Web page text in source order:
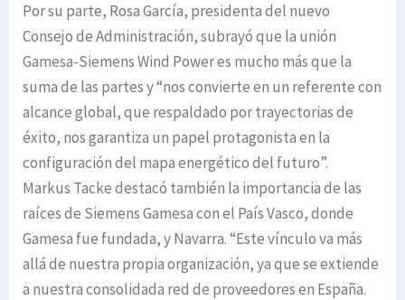
Por su parte, Rosa García, presidenta del nuevo
Consejo de Administración, subrayó que la unión
Gamesa-Siemens Wind Power es mucho más que la
suma de las partes y “nos convierte en un referente con
alcance global, que respaldado por trayectorias de
éxito, nos garantiza un papel protagonista en la
configuración del mapa energético del futuro”.
Markus Tacke destacó también la importancia de las
raíces de Siemens Gamesa con el País Vasco, donde
Gamesa fue fundada, y Navarra. “Este vínculo va más
allá de nuestra propia organización, ya que se extiende
a nuestra consolidada red de proveedores en España.